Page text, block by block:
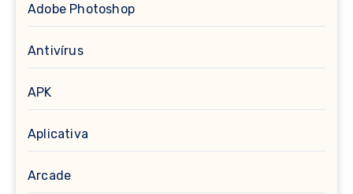
Adobe Photoshop
Antivírus
APK
Aplicativa
Arcade